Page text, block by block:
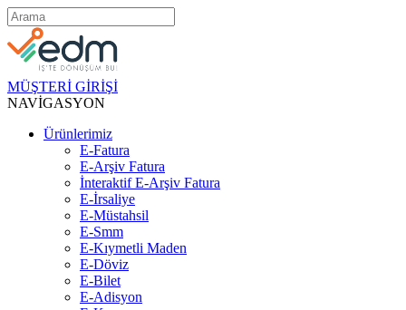
MÜŞTERİ GİRİŞİ
NAVİGASYON
Ürünlerimiz
E-Fatura
E-Arşiv Fatura
İnteraktif E-Arşiv Fatura
E-İrsaliye
E-Müstahsil
E-Smm
E-Kıymetli Maden
E-Döviz
E-Bilet
E-Adisyon